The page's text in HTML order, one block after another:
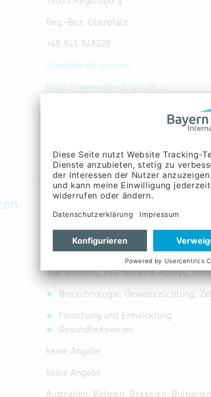
Reg.-Bez. Oberpfalz
+49 941 948228
info@davids-bio.com
https://www.davids-bio.de
Entwicklung:Herr Dr. Timo Davids
Antikörperproduktion,
Antikörper Modifikation,
Antikörper, Hühnerantikörper,
Theranostics, Zell basierte Assays,
Biotechnologie: Gewebezüchtung,
Forschung und Entwicklung
Gesundheitswesen
keine Angabe
keine Angabe
Australien, Belgien, Brasilien,